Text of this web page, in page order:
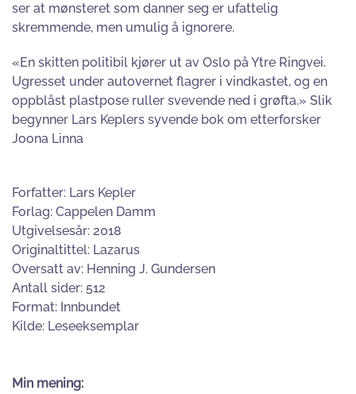
ser at mønsteret som danner seg er ufattelig
skremmende, men umulig å ignorere.
«En skitten politibil kjører ut av Oslo på Ytre Ringvei.
Ugresset under autovernet flagrer i vindkastet, og en
oppblåst plastpose ruller svevende ned i grøfta.» Slik
begynner Lars Keplers syvende bok om etterforsker
Joona Linna
Forfatter: Lars Kepler
Forlag: Cappelen Damm
Utgivelsesår: 2018
Originaltittel: Lazarus
Oversatt av: Henning J. Gundersen
Antall sider: 512
Format: Innbundet
Kilde: Leseeksemplar
Min mening: